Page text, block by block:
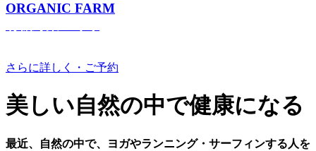
ORGANIC FARM
さらに詳しく・ご予約
美しい⾃然の中で健康になる
最近、⾃然の中で、ヨガやランニング・サーフィンする⼈を